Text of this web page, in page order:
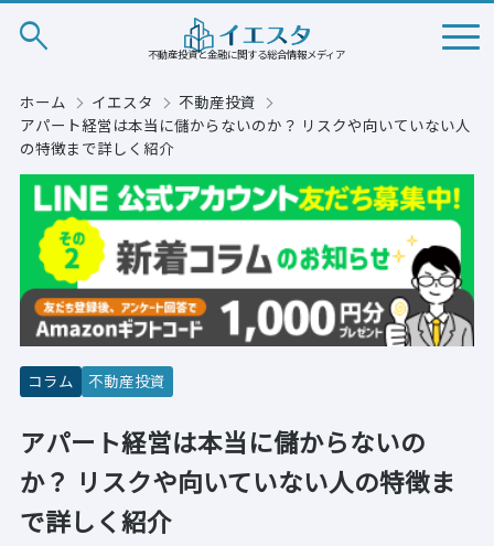
不動産投資と金融に関する総合情報メディア
search
ホーム イエスタ
不動産投資
アパート経営は本当に儲からないのか？ リスクや向いていない人
の特徴まで詳しく紹介
コラム 不動産投資
アパート経営は本当に儲からないの
か？ リスクや向いていない人の特徴ま
で詳しく紹介